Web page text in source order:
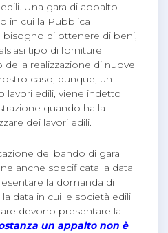
Una gara di appalto
in cui la Pubblica
di ottenere di beni,
tipo di forniture
realizzazione di nuove
caso, dunque, un
lavori edili, viene indetto
quando ha la
dei lavori edili.
del bando di gara
anche specificata la data
la domanda di
data in cui le società edili
devono presentare la
un appalto non è